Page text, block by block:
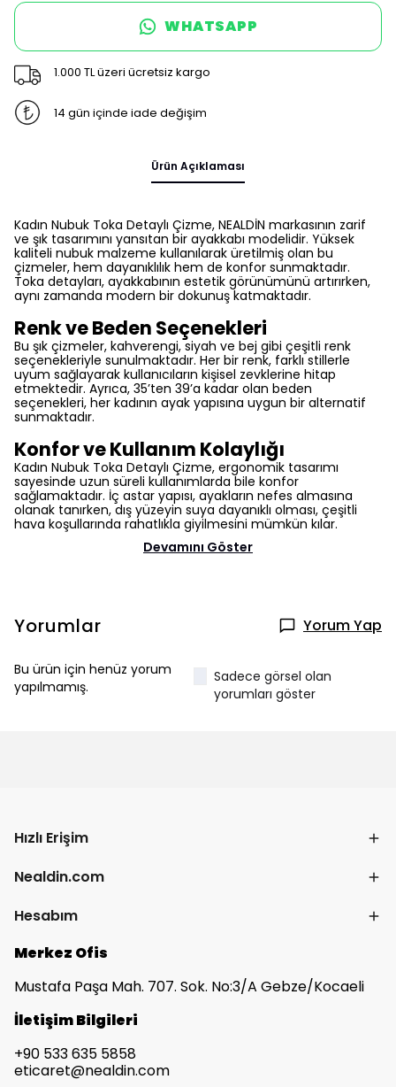
WHATSAPP
1.000 TL üzeri ücretsiz kargo
14 gün içinde iade değişim
Ürün Açıklaması
Kadın Nubuk Toka Detaylı Çizme, NEALDİN markasının zarif
ve şık tasarımını yansıtan bir ayakkabı modelidir. Yüksek
kaliteli nubuk malzeme kullanılarak üretilmiş olan bu
çizmeler, hem dayanıklılık hem de konfor sunmaktadır.
Toka detayları, ayakkabının estetik görünümünü artırırken,
aynı zamanda modern bir dokunuş katmaktadır.
Renk ve Beden Seçenekleri
Bu şık çizmeler, kahverengi, siyah ve bej gibi çeşitli renk
seçenekleriyle sunulmaktadır. Her bir renk, farklı stillerle
uyum sağlayarak kullanıcıların kişisel zevklerine hitap
etmektedir. Ayrıca, 35’ten 39’a kadar olan beden
seçenekleri, her kadının ayak yapısına uygun bir alternatif
sunmaktadır.
Konfor ve Kullanım Kolaylığı
Kadın Nubuk Toka Detaylı Çizme, ergonomik tasarımı
sayesinde uzun süreli kullanımlarda bile konfor
sağlamaktadır. İç astar yapısı, ayakların nefes almasına
olanak tanırken, dış yüzeyin suya dayanıklı olması, çeşitli
hava koşullarında rahatlıkla giyilmesini mümkün kılar.
Devamını Göster
Yorumlar Yorum Yap
Bu ürün için henüz yorum
yapılmamış.
Sadece görsel olan
yorumları göster
Hızlı Erişim
Nealdin.com
Hesabım
Merkez Ofis
Mustafa Paşa Mah. 707. Sok. No:3/A Gebze/Kocaeli
İletişim Bilgileri
+90 533 635 5858
eticaret@nealdin.com